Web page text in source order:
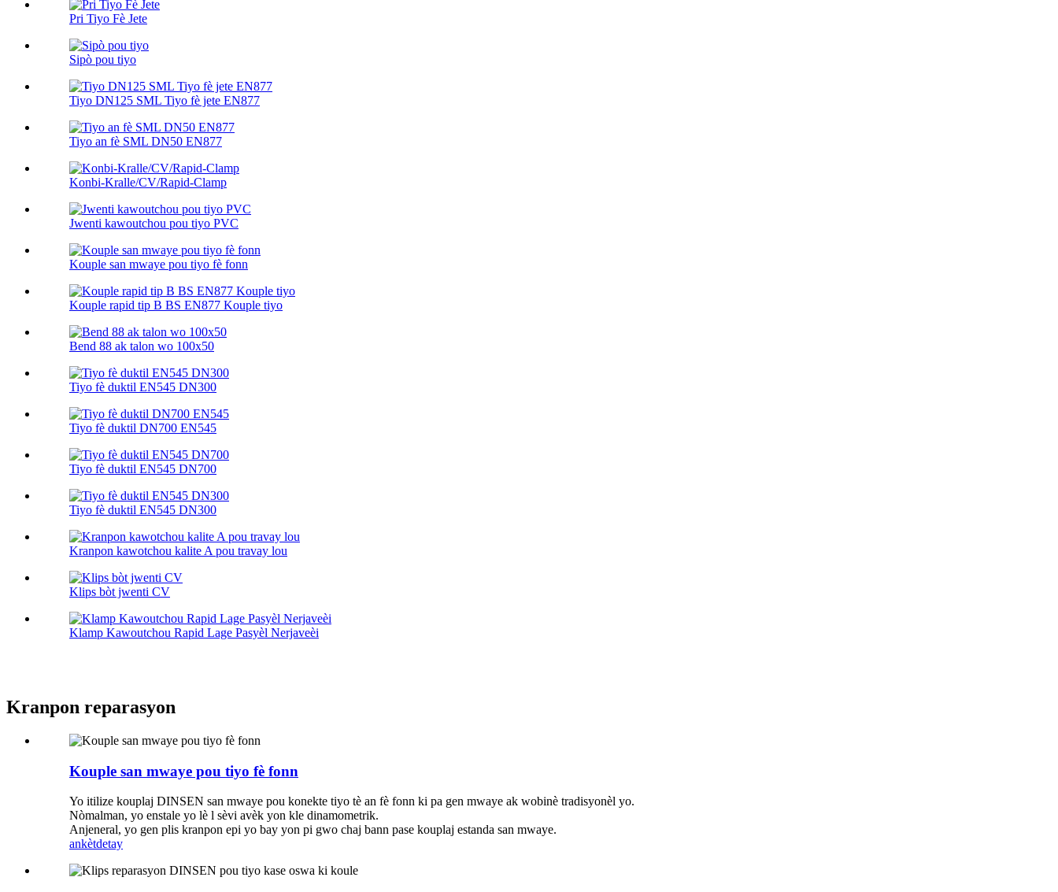
Pri Tiyo Fè Jete
Sipò pou tiyo
Tiyo DN125 SML Tiyo fè jete EN877
Tiyo an fè SML DN50 EN877
Konbi-Kralle/CV/Rapid-Clamp
Jwenti kawoutchou pou tiyo PVC
Kouple san mwaye pou tiyo fè fonn
Kouple rapid tip B BS EN877 Kouple tiyo
Bend 88 ak talon wo 100х50
Tiyo fè duktil EN545 DN300
Tiyo fè duktil DN700 EN545
Tiyo fè duktil EN545 DN700
Tiyo fè duktil EN545 DN300
Kranpon kawotchou kalite A pou travay lou
Klips bòt jwenti CV
Klamp Kawoutchou Rapid Lage Pasyèl Nerjaveèi
Kranpon reparasyon
Kouple san mwaye pou tiyo fè fonn
Yo itilize kouplaj DINSEN san mwaye pou konekte tiyo tè an fè fonn ki pa gen mwaye ak wobinè tradisyonèl yo.
Nòmalman, yo enstale yo lè l sèvi avèk yon kle dinamometrik.
Anjeneral, yo gen plis kranpon epi yo bay yon pi gwo chaj bann pase kouplaj estanda san mwaye.
ankètdetay